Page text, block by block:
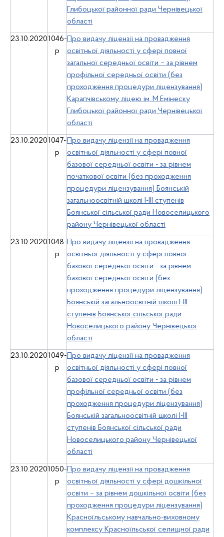
Глибоцької районної ради Чернівецької
області
23.10.20201046-
р
Про видачу ліцензії на провадження
освітньої діяльності у сфері повної
загальної середньої освіти – за рівнем
профільної середньої освіти (без
проходження процедури ліцензування)
Карапчівському ліцею ім..М.Емінеску
Глибоцької районної ради Чернівецької
області
23.10.20201047-
р
Про видачу ліцензії на провадження
освітньої діяльності у сфері повної
базової середньої освіти - за рівнем
початкової освіти (без проходження
процедури ліцензування) Боянській
загальноосвітній школі І-ІІІ ступенів
Боянської сільської ради Новоселицького
району Чернівецької області
23.10.20201048-
р
Про видачу ліцензії на провадження
освітньої діяльності у сфері повної
базової середньої освіти - за рівнем
базової середньої освіти (без
проходження процедури ліцензування)
Боянській загальноосвітній школі І-ІІІ
ступенів Боянської сільської ради
Новоселицького району Чернівецької
області
23.10.20201049-
р
Про видачу ліцензії на провадження
освітньої діяльності у сфері повної
базової середньої освіти - за рівнем
профільної середньої освіти (без
проходження процедури ліцензування)
Боянській загальноосвітній школі І-ІІІ
ступенів Боянської сільської ради
Новоселицького району Чернівецької
області
23.10.20201050-
р
Про видачу ліцензії на провадження
освітньої діяльності у сфері дошкільної
освіти – за рівнем дошкільної освіти (без
проходження процедури ліцензування)
Красноїльському навчально-виховному
комплексу Красноїльської селищної ради